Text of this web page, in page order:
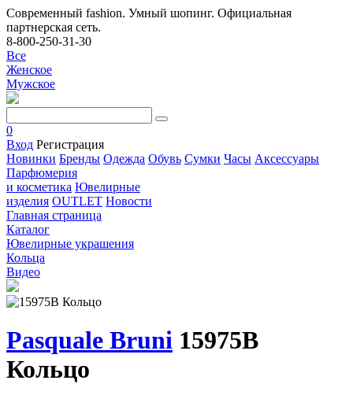
Современный fashion. Умный шопинг. Официальная
партнерская сеть.
8-800-250-31-30
Все
Женское
Мужское
0
Вход Регистрация
Новинки Бренды Одежда Обувь Сумки Часы Аксессуары
Парфюмерия
и косметика Ювелирные
изделия OUTLET Новости
Главная страница
Каталог
Ювелирные украшения
Кольца
Видео
Pasquale Bruni 15975B
Кольцо